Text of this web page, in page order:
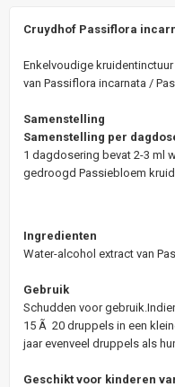
Cruydhof Passiflora
Enkelvoudige
van Passiflora incarnata /
Samenstelling
Samenstelling per
1 dagdosering bevat 2-3 ml
gedroogd Passiebloem kruid.
Ingredienten
Water-alcohol extract van
Gebruik
Schudden voor
15 Ã 20 druppels in een
jaar evenveel druppels als
Geschikt voor kinderen